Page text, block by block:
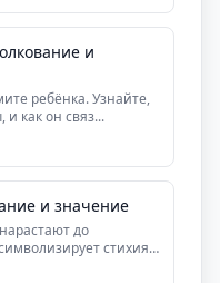
и
ребёнка. Узнайте,
и как он связ...
и значение
до
стихия,